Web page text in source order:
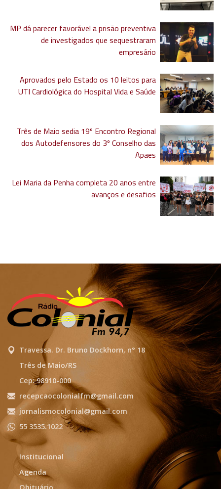
MP dá parecer favorável a prisão preventiva
de investigados que sequestraram
empresário
Aprovados pelo Estado os 10 leitos para
UTI Cardiológica do Hospital Vida e Saúde
Três de Maio sedia 19º Encontro Regional
dos Autodefensores do 3º Conselho das
Apaes
Lei Maria da Penha completa 20 anos entre
avanços e desafios
Travessa. Dr. Bruno Dockhorn, n° 18
Três de Maio/RS
Cep: 98910-000
recepcaocolonialfm@gmail.com
jornalismocolonial@gmail.com
55 3535.1022
Institucional
Agenda